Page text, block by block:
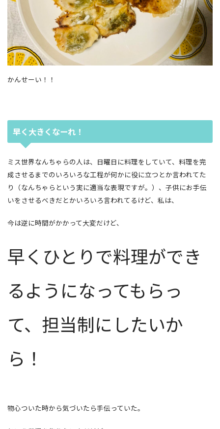
かんせーい！！
早く大きくなーれ！
ミス世界なんちゃらの人は、日曜日に料理をしていて、料理を完
成させるまでのいろいろな工程が何かに役に立つとか言われてた
り（なんちゃらという実に適当な表現ですが。）、子供にお手伝
いをさせるべきだとかいろいろ言われてるけど、私は、
今は逆に時間がかかって大変だけど、
早くひとりで料理ができ
るようになってもらっ
て、担当制にしたいか
ら！
物心ついた時から気づいたら手伝っていた。